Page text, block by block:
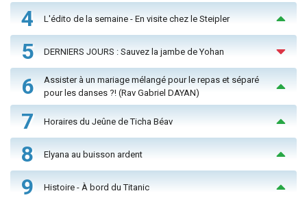
4 L'édito de la semaine - En visite chez le Steipler
5 DERNIERS JOURS : Sauvez la jambe de Yohan
6
Assister à un mariage mélangé pour le repas et séparé
pour les danses ?! (Rav Gabriel DAYAN)
7 Horaires du Jeûne de Ticha Béav
8 Elyana au buisson ardent
9 Histoire - À bord du Titanic